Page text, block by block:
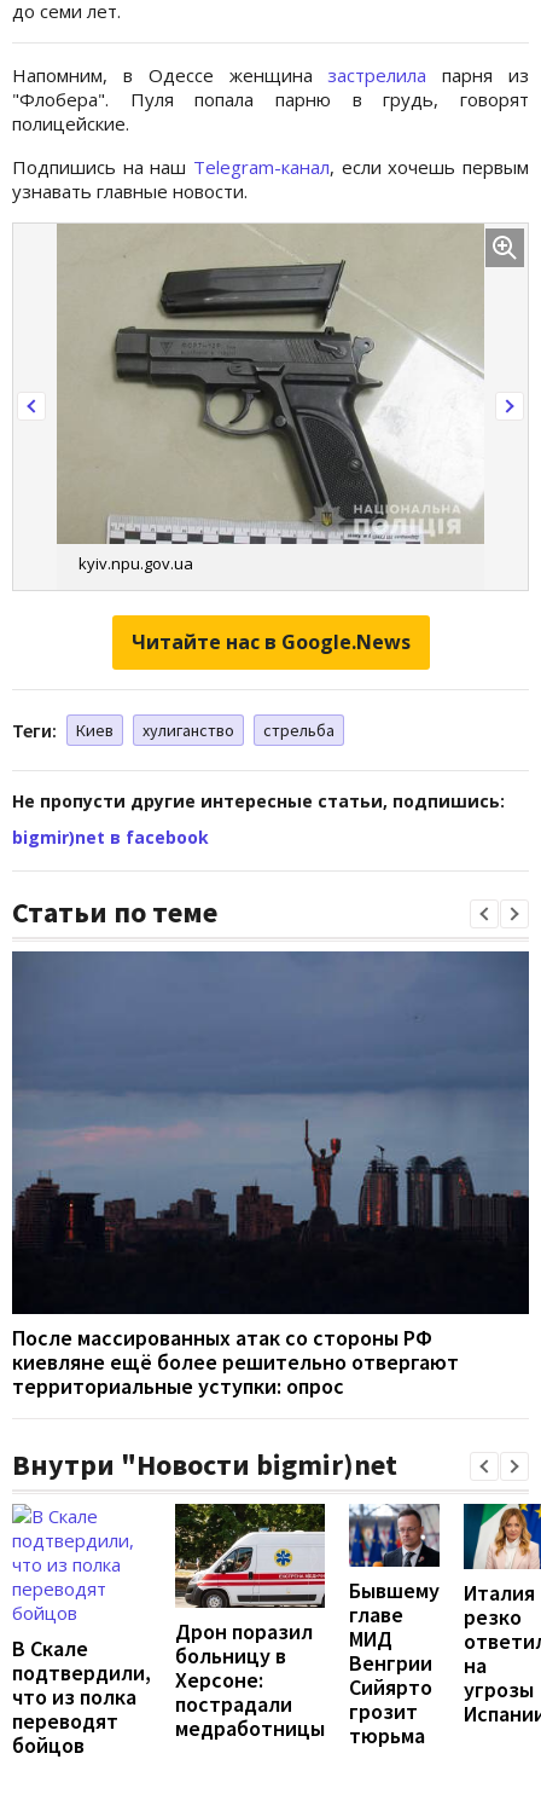
до семи лет.
Напомним, в Одессе женщиназастрелила парня из
"Флобера". Пуля попала парню в грудь, говорят
полицейские.
Подпишись на наш Telegram-канал, если хочешь первым
узнавать главные новости.
kyiv.npu.gov.ua
Читайте нас в Google.News
Теги: Киев хулиганство стрельба
Не пропусти другие интересные статьи, подпишись:
bigmir)net в facebook
Статьи по теме
После массированных атак со стороны РФ
киевляне ещё более решительно отвергают
территориальные уступки: опрос
Внутри "Новости bigmir)net
В Скале
подтвердили,
что из полка
переводят
бойцов
Дрон поразил
больницу в
Херсоне:
пострадали
медработницы
Бывшему
главе
МИД
Венгрии
Сийярто
грозит
тюрьма
Италия
резко
на
угрозы